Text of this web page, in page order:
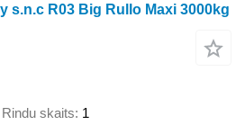
s.n.c R03 Big Rullo Maxi 3000kg
Rindu skaits 1